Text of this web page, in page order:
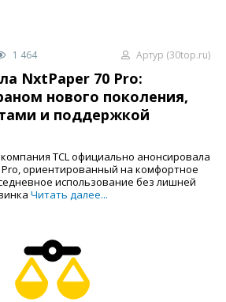
1 464 Артур (30top.ru)
NxtPaper 70 Pro:
нового поколения,
и поддержкой
TCL официально анонсировала
ориентированный на комфортное
использование без лишней
Читать далее...